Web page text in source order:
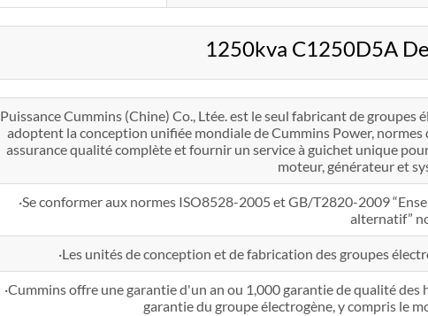
1250kva C1250D5A
Puissance Cummins (Chine) Co., Ltée. est le seul fabricant de
adoptent la conception unifiée mondiale de Cummins Power,
assurance qualité complète et fournir un service à guichet unique
moteur, générateur et
·Se conformer aux normes ISO8528-2005 et GB/T2820-2009
alternatif”
·Les unités de conception et de fabrication des groupes
·Cummins offre une garantie d'un an ou 1,000 garantie de qualité
garantie du groupe électrogène, y compris le